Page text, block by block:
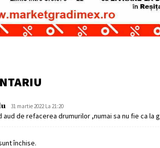
31 martie 2022 La 21:20
aud de refacerea drumurilor ,numai sa nu fie ca la
închise.